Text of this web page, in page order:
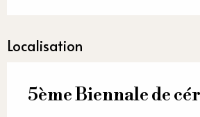
Localisation
5ème Biennale de